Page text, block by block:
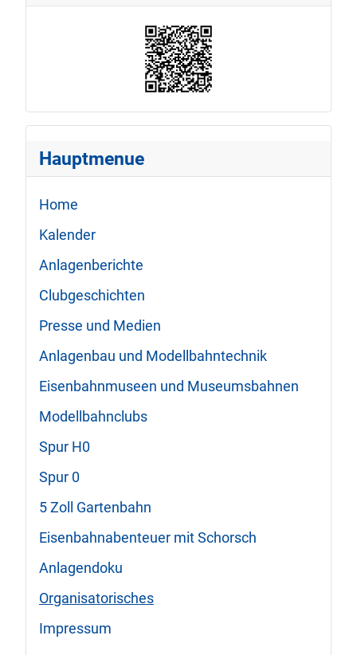
Hauptmenue
Home
Kalender
Anlagenberichte
Clubgeschichten
Presse und Medien
Anlagenbau und Modellbahntechnik
Eisenbahnmuseen und Museumsbahnen
Modellbahnclubs
Spur H0
Spur 0
5 Zoll Gartenbahn
Eisenbahnabenteuer mit Schorsch
Anlagendoku
Organisatorisches
Impressum